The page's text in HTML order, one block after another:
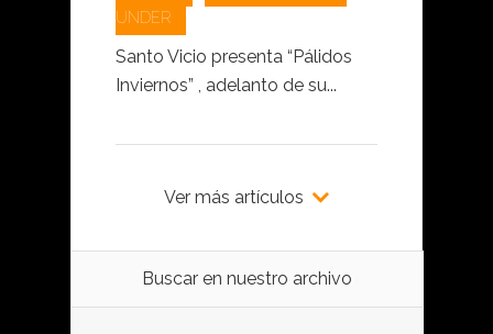
UNDER
Santo Vicio presenta “Pálidos
Inviernos” , adelanto de su...
Ver más artículos
Buscar en nuestro archivo